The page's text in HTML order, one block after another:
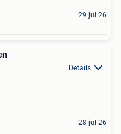
29 jul 26
Details
28 jul 26